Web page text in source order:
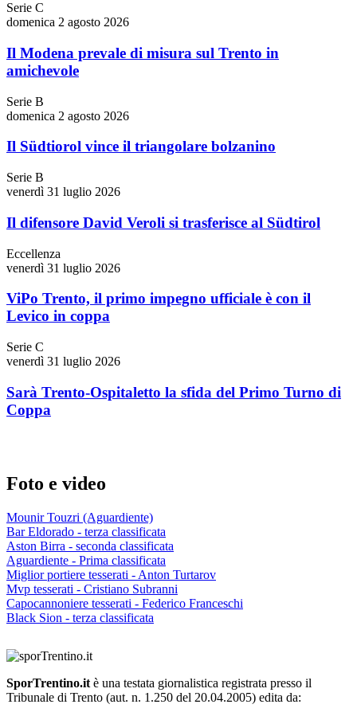
Serie C
domenica 2 agosto 2026
Il Modena prevale di misura sul Trento in
amichevole
Serie B
domenica 2 agosto 2026
Il Südtiorol vince il triangolare bolzanino
Serie B
venerdì 31 luglio 2026
Il difensore David Veroli si trasferisce al Südtirol
Eccellenza
venerdì 31 luglio 2026
ViPo Trento, il primo impegno ufficiale è con il
Levico in coppa
Serie C
venerdì 31 luglio 2026
Sarà Trento-Ospitaletto la sfida del Primo Turno di
Coppa
Foto e video
Mounir Touzri (Aguardiente)
Bar Eldorado - terza classificata
Aston Birra - seconda classificata
Aguardiente - Prima classificata
Miglior portiere tesserati - Anton Turtarov
Mvp tesserati - Cristiano Subranni
Capocannoniere tesserati - Federico Franceschi
Black Sion - terza classificata
SporTrentino.it è una testata giornalistica registrata presso il
Tribunale di Trento (aut. n. 1.250 del 20.04.2005) edita da: